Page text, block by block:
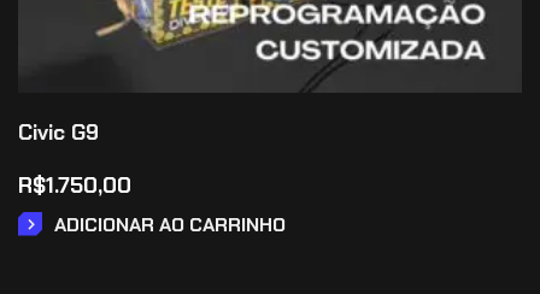
Civic G9
R$1.750,00
ADICIONAR AO CARRINHO